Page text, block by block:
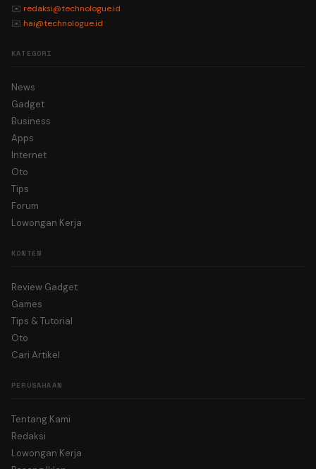
✉️ redaksi@technologue.id
✉️ hai@technologue.id
KATEGORI
News
Gadget
Business
Apps
Internet
Oto
Tips
Forum
Lowongan Kerja
KONTEN
Review Gadget
Games
Tips & Tutorial
Oto
Cari Artikel
PERUSAHAAN
Tentang Kami
Redaksi
Lowongan Kerja